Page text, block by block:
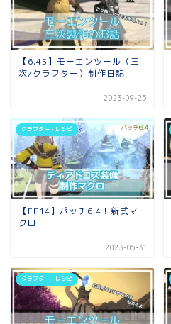
【6.45】モーエンツール（三
次/クラフター）制作日記
2023-09-25
クラフター・レシピ
【FF14】パッチ6.4！新式マ
クロ
2023-05-31
クラフター・レシピ